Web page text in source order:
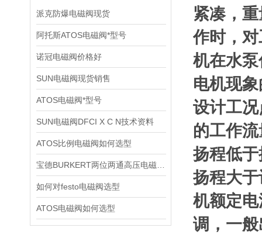
派克防爆电磁阀现货
阿托斯ATOS电磁阀*型号
诺冠电磁阀价格好
SUN电磁阀现货销售
ATOS电磁阀*型号
SUN电磁阀DFCI X C N技术资料
ATOS比例电磁阀如何选型
如何对festo电磁阀选型
ATOS电磁阀如何选型
紧凑，
作时，
机在水
电机现
设计工
的工作
扬程低
扬程大
机额定
调，一